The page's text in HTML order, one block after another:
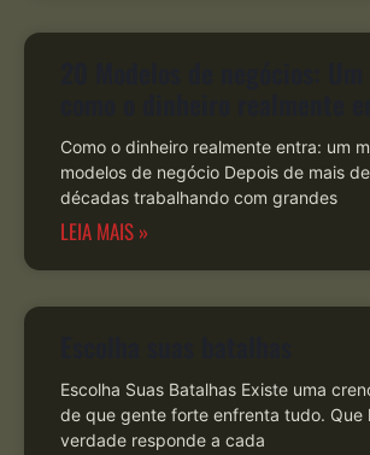
Como o dinheiro realmente entra: um
modelos de negócio Depois de mais
décadas trabalhando com grandes
LEIA MAIS »
Escolha Suas Batalhas Existe uma
de que gente forte enfrenta tudo. Que
verdade responde a cada